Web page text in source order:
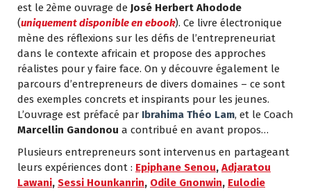
est le 2ème ouvrage de José Herbert Ahodode
(uniquement disponible en ebook). Ce livre électronique
mène des réflexions sur les défis de l’entrepreneuriat
dans le contexte africain et propose des approches
réalistes pour y faire face. On y découvre également le
parcours d’entrepreneurs de divers domaines – ce sont
des exemples concrets et inspirants pour les jeunes.
L’ouvrage est préfacé par Ibrahima Théo Lam, et le Coach
Marcellin Gandonou a contribué en avant propos…
Plusieurs entrepreneurs sont intervenus en partageant
leurs expériences dont : Epiphane Senou, Adjaratou
Lawani, Sessi Hounkanrin, Odile Gnonwin, Eulodie